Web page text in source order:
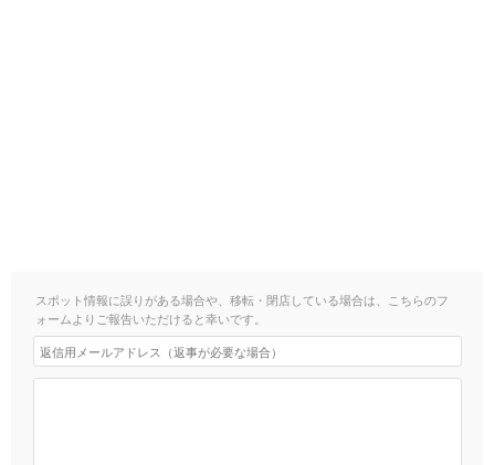
スポット情報に誤りがある場合や、移転・閉店している場合は、こちらのフ
ォームよりご報告いただけると幸いです。